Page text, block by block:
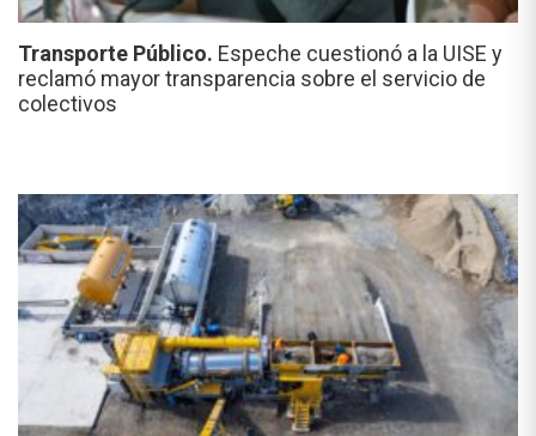
Transporte Público. Espeche cuestionó a la UISE y
reclamó mayor transparencia sobre el servicio de
colectivos